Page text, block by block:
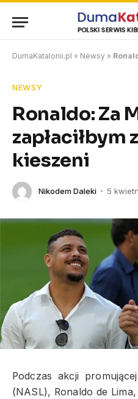
DumaKatalonii.pl » Newsy » Ronaldo:
NEWSY
Ronaldo: Za
zapłaciłbym
kieszeni
Nikodem Daleki 5
Podczas akcji
(NASL), Ronaldo de